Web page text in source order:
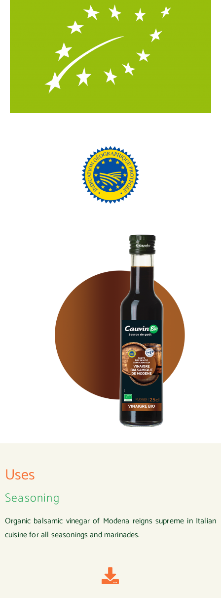
Uses
Seasoning
Organic balsamic vinegar of Modena reigns supreme in Italian
cuisine for all seasonings and marinades.